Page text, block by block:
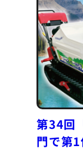
第34回
門で第1